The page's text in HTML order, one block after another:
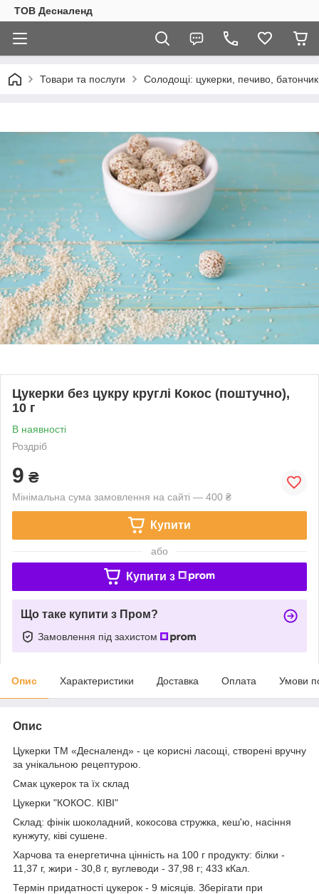
ТОВ Десналенд
Товари та послуги Солодощі: цукерки, печиво,
Цукерки без цукру круглі Кокос (поштучно),
10 г
В наявності
Роздріб
9 ₴
Мінімальна сума замовлення на сайті — 400 ₴
Купити
або
Купити з
Що таке купити з Пром?
Замовлення під захистом
Опис Характеристики Доставка Оплата Умови
Опис
Цукерки ТМ «Десналенд» - це корисні ласощі, створені вручну
за унікальною рецептурою.
Смак цукерок та їх склад
Цукерки "КОКОС. КІВІ"
Склад: фінік шоколадний, кокосова стружка, кеш'ю, насіння
кунжуту, ківі сушене.
Харчова та енергетична цінність на 100 г продукту: білки -
11,37 г, жири - 30,8 г, вуглеводи - 37,98 г; 433 кКал.
Термін придатності цукерок - 9 місяців. Зберігати при